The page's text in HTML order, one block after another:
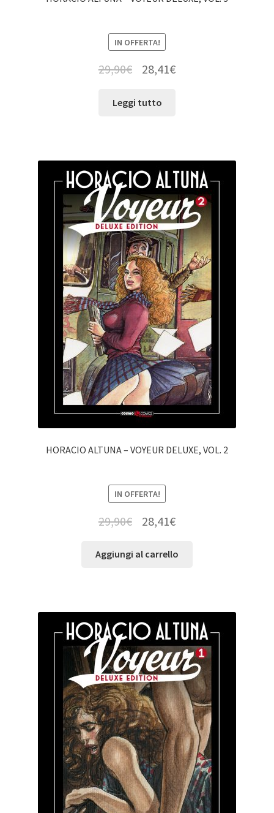
IN OFFERTA!
29,90€ 28,41€
Leggi tutto
HORACIO ALTUNA – VOYEUR DELUXE, VOL. 2
IN OFFERTA!
29,90€ 28,41€
Aggiungi al carrello